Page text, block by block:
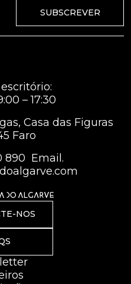
SUBSCREVER
– 17:30
Casa das Figuras
Faro
890 Email.
NOS